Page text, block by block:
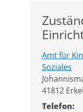
Amt für
Soziales
Straße:
PLZ:
41812 Ort:
Telefon: